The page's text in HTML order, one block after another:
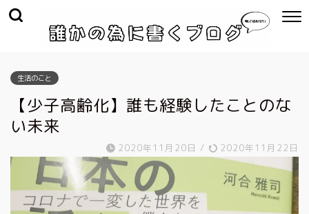
生活のこと
【少子高齢化】誰も経験したことのな
い未来
2020年11月20日 / 2020年11月22日